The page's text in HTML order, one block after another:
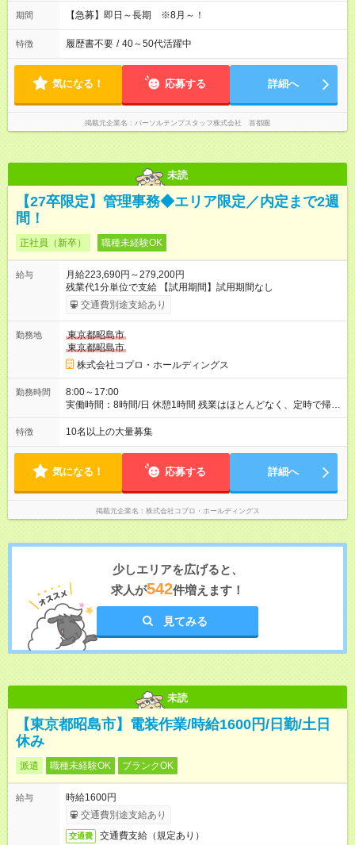
期間 【急募】即日～長期 ※8月～！
特徴 履歴書不要 / 40～50代活躍中
気になる！ 応募する 詳細へ
掲載元企業名 パーソルテンプスタッフ株式会社 首都圏
未読
【27卒限定】管理事務◆エリア限定／内定まで2週
間！
正社員（新卒） 職種未経験OK
給与
月給223,690円～279,200円
残業代1分単位で支給 【試用期間】試用期間なし
交通費別途支給あり
勤務地
東京都昭島市
東京都昭島市
株式会社コプロ・ホールディングス
勤務時間
8:00～17:00
実働時間：8時間/日 休憩1時間 残業はほとんどなく、定時で帰れ
る日が多い働き方です。 毎日の業務は進捗管理や事務が中心な
ので、 「今日やるべき仕事」が終われば、自然と区切りをつけ
方を大切にしています。
特徴 10名以上の大量募集
気になる！ 応募する 詳細へ
掲載元企業名 株式会社コプロ・ホールディングス
少しエリアを広げると、
求人が542件増えます！
見てみる
未読
【東京都昭島市】電装作業/時給1600円/日勤/土日
休み
派遣 職種未経験OK ブランクOK
給与
時給1600円
交通費別途支給あり
交通費 交通費支給（規定あり）